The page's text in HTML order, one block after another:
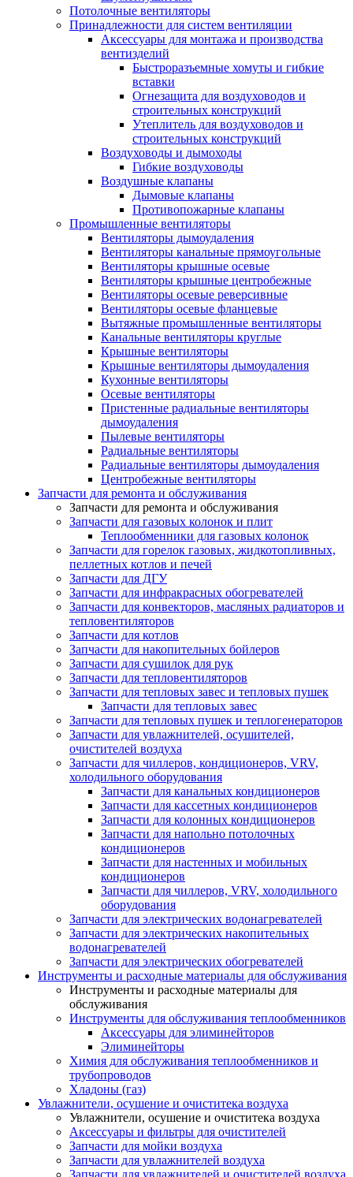
Потолочные вентиляторы
Принадлежности для систем вентиляции
Аксессуары для монтажа и производства
вентизделий
Быстроразъемные хомуты и гибкие
вставки
Огнезащита для воздуховодов и
строительных конструкций
Утеплитель для воздуховодов и
строительных конструкций
Воздуховоды и дымоходы
Гибкие воздуховоды
Воздушные клапаны
Дымовые клапаны
Противопожарные клапаны
Промышленные вентиляторы
Вентиляторы дымоудаления
Вентиляторы канальные прямоугольные
Вентиляторы крышные осевые
Вентиляторы крышные центробежные
Вентиляторы осевые реверсивные
Вентиляторы осевые фланцевые
Вытяжные промышленные вентиляторы
Канальные вентиляторы круглые
Крышные вентиляторы
Крышные вентиляторы дымоудаления
Кухонные вентиляторы
Осевые вентиляторы
Пристенные радиальные вентиляторы
дымоудаления
Пылевые вентиляторы
Радиальные вентиляторы
Радиальные вентиляторы дымоудаления
Центробежные вентиляторы
Запчасти для ремонта и обслуживания
Запчасти для ремонта и обслуживания
Запчасти для газовых колонок и плит
Теплообменники для газовых колонок
Запчасти для горелок газовых, жидкотопливных,
пеллетных котлов и печей
Запчасти для ДГУ
Запчасти для инфракрасных обогревателей
Запчасти для конвекторов, масляных радиаторов и
тепловентиляторов
Запчасти для котлов
Запчасти для накопительных бойлеров
Запчасти для сушилок для рук
Запчасти для тепловентиляторов
Запчасти для тепловых завес и тепловых пушек
Запчасти для тепловых завес
Запчасти для тепловых пушек и теплогенераторов
Запчасти для увлажнителей, осушителей,
очистителей воздуха
Запчасти для чиллеров, кондиционеров, VRV,
холодильного оборудования
Запчасти для канальных кондиционеров
Запчасти для кассетных кондиционеров
Запчасти для колонных кондиционеров
Запчасти для напольно потолочных
кондиционеров
Запчасти для настенных и мобильных
кондиционеров
Запчасти для чиллеров, VRV, холодильного
оборудования
Запчасти для электрических водонагревателей
Запчасти для электрических накопительных
водонагревателей
Запчасти для электрических обогревателей
Инструменты и расходные материалы для обслуживания
Инструменты и расходные материалы для
обслуживания
Инструменты для обслуживания теплообменников
Аксессуары для элиминейторов
Элиминейторы
Химия для обслуживания теплообменников и
трубопроводов
Хладоны (газ)
Увлажнители, осушение и очиститека воздуха
Увлажнители, осушение и очиститека воздуха
Аксессуары и фильтры для очистителей
Запчасти для мойки воздуха
Запчасти для увлажнителей воздуха
Запчасти для увлажнителей и очистителей воздуха